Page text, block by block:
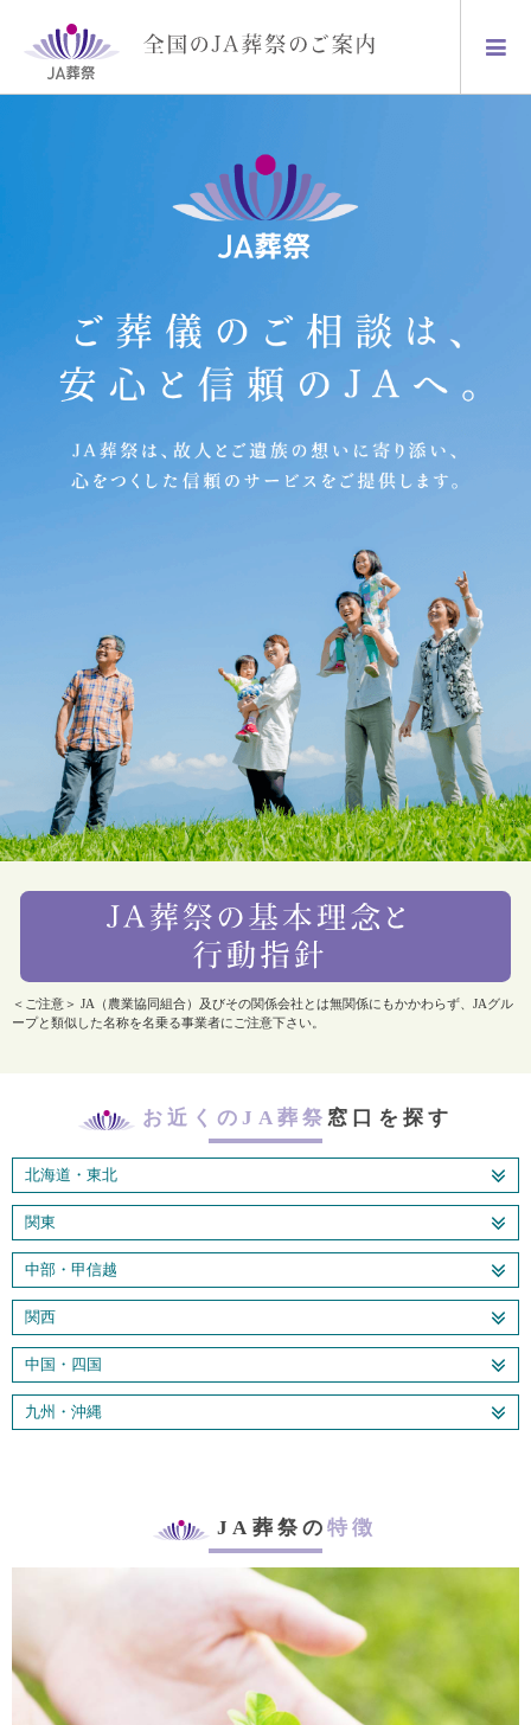
＜ご注意＞ JA（農業協同組合）及びその関係会社とは無関係にもかかわらず、JAグル
ープと類似した名称を名乗る事業者にご注意下さい。
お近くのJA葬祭 窓口を探す
北海道・東北
関東
中部・甲信越
関西
中国・四国
九州・沖縄
JA葬祭の特徴